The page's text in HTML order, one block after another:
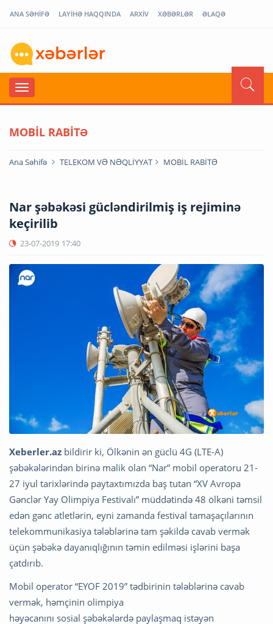
ANA SƏHİFƏ LAYİHƏ HAQQINDA ARXİV XƏBƏRLƏR ƏLAQƏ
MOBİL RABİTƏ
Ana Səhifə TELEKOM VƏ NƏQLİYYAT MOBİL RABİTƏ
Nar şəbəkəsi gücləndirilmiş iş rejiminə
keçirilib
23-07-2019 17:40
Xeberler.az bildirir ki, Ölkənin ən güclü 4G (LTE-A)
şəbəkələrindən birinə malik olan “Nar” mobil operatoru 21-
27 iyul tarixlərində paytaxtımızda baş tutan “XV Avropa
Gənclər Yay Olimpiya Festivalı” müddətində 48 ölkəni təmsil
edən gənc atletlərin, eyni zamanda festival tamaşaçılarının
telekommunikasiya tələblərinə tam şəkildə cavab vermək
üçün şəbəkə dayanıqlığının təmin edilməsi işlərini başa
çatdırıb.
Mobil operator “EYOF 2019” tədbirinin tələblərinə cavab
vermək, həmçinin olimpiya
həyəcanını sosial şəbəkələrdə paylaşmaq istəyən